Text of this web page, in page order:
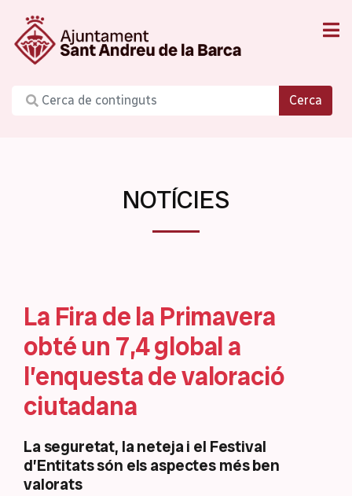
Cerca
NOTÍCIES
La Fira de la Primavera
obté un 7,4 global a
l’enquesta de valoració
ciutadana
La seguretat, la neteja i el Festival
d’Entitats són els aspectes més ben
valorats